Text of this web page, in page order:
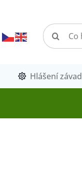
Hledat:
Hlášení závad